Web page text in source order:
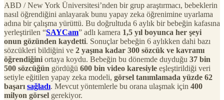
ABD / New York Üniversitesi’nden bir grup araştırmacı, bebeklerin
nasıl öğrendiğini anlayarak bunu yapay zeka öğrenimine uyarlama
adına bir çalışma yürüttü. Bu doğrultuda 6 aylık bir bebeğin kafasına
yerleştirilen “SAYCam” adlı kamera 1,5 yıl boyunca her şeyi
onun gözünden kaydetti. Sonuçlar bebeğin 6 aylıkken dahi bazı
sözcükleri bildiğini ve 2 yaşına kadar 300 sözcük ve kavramı
öğrendiğini ortaya koydu. Bebeğin bu dönemde duyduğu 37 bin
500 sözcüğün gördüğü 600 bin video karesiyle eşleştirildiği veri
setiyle eğitilen yapay zeka modeli, görsel tanımlamada yüzde 62
başarı sağladı. Mevcut yöntemlerle bu orana ulaşmak için 400
milyon görsel gerekiyor.